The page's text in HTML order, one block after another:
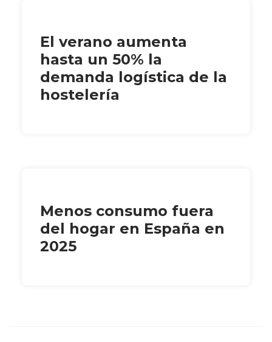
El verano aumenta
hasta un 50% la
demanda logística de la
hostelería
Menos consumo fuera
del hogar en España en
2025